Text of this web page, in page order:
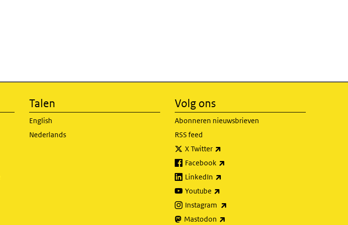
Talen
English
Nederlands
Volg ons
Abonneren nieuwsbrieven
RSS feed
X Twitter
Facebook
LinkedIn
Youtube
Instagram
Mastodon